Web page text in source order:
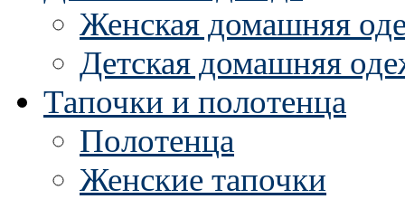
Женская домашняя
Детская домашняя
Тапочки и полотенца
Полотенца
Женские тапочки